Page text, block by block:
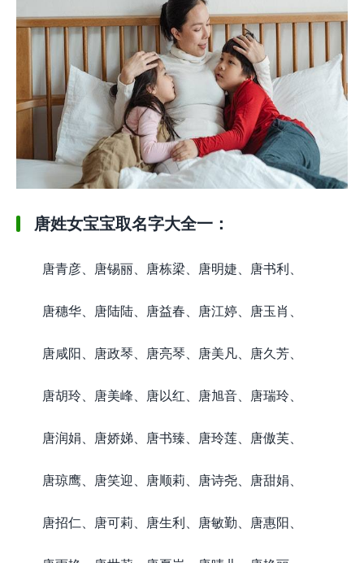
唐姓女宝宝取名字大全一：
唐青彦、唐锡丽、唐栋梁、唐明婕、唐书利、
唐穗华、唐陆陆、唐益春、唐江婷、唐玉肖、
唐咸阳、唐政琴、唐亮琴、唐美凡、唐久芳、
唐胡玲、唐美峰、唐以红、唐旭音、唐瑞玲、
唐润娟、唐娇娣、唐书臻、唐玲莲、唐傲芙、
唐琼鹰、唐笑迎、唐顺莉、唐诗尧、唐甜娟、
唐招仁、唐可莉、唐生利、唐敏勤、唐惠阳、